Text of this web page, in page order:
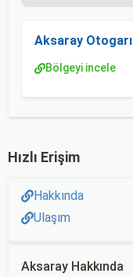
Aksaray Otogarı
Bölgeyi incele
Hızlı Erişim
Hakkında
Ulaşım
Aksaray Hakkında